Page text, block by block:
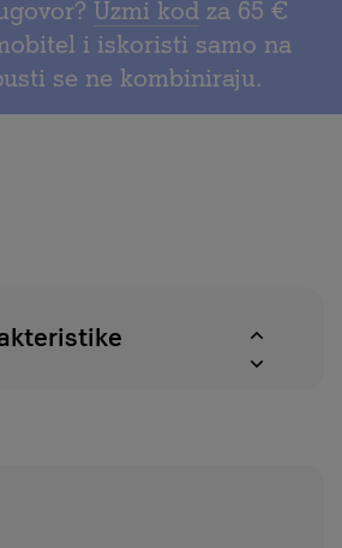
Uzmi kod za 65 €
i iskoristi samo na
se ne kombiniraju.